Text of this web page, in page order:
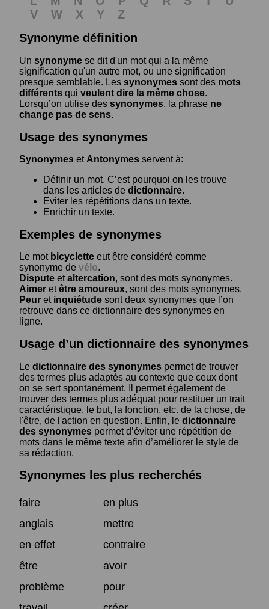
V
W X Y
Z
Synonyme définition
Un synonyme se dit d'un mot qui a la même
signification qu'un autre mot, ou une signification
presque semblable. Les synonymes sont des mots
différents qui veulent dire la même chose.
Lorsqu’on utilise des synonymes, la phrase ne
change pas de sens.
Usage des synonymes
Synonymes et Antonymes servent à:
Définir un mot. C’est pourquoi on les trouve
dans les articles de dictionnaire.
Eviter les répétitions dans un texte.
Enrichir un texte.
Exemples de synonymes
Le mot bicyclette eut être considéré comme
synonyme de vélo.
Dispute etaltercation, sont des mots synonymes.
Aimer etêtre amoureux, sont des mots synonymes.
Peur et inquiétude sont deux synonymes que l’on
retrouve dans ce dictionnaire des synonymes en
ligne.
Usage d’un dictionnaire des synonymes
Le dictionnaire des synonymes permet de trouver
des termes plus adaptés au contexte que ceux dont
on se sert spontanément. Il permet également de
trouver des termes plus adéquat pour restituer un trait
caractéristique, le but, la fonction, etc. de la chose, de
l'être, de l'action en question. Enfin, le dictionnaire
des synonymes permet d’éviter une répétition de
mots dans le même texte afin d’améliorer le style de
sa rédaction.
Synonymes les plus recherchés
faire
en plus
anglais
mettre
en effet
contraire
être
avoir
problème
pour